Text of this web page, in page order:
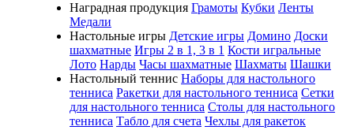
Наградная продукция Грамоты Кубки Ленты
Медали
Настольные игры Детские игры Домино Доски
шахматные Игры 2 в 1, 3 в 1 Кости игральные
Лото Нарды Часы шахматные Шахматы Шашки
Настольный теннис Наборы для настольного
тенниса Ракетки для настольного тенниса Сетки
для настольного тенниса Столы для настольного
тенниса Табло для счета Чехлы для ракеток